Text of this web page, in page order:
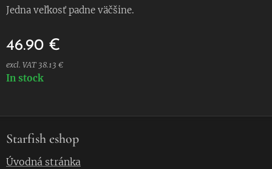
Jedna veľkosť padne väčšine.
46.90 €
excl. VAT 38.13 €
In stock
Starfish eshop
Úvodná stránka